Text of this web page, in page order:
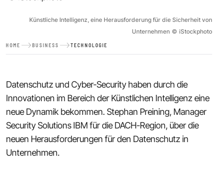
Künstliche Intelligenz, eine Herausforderung für die Sicherheit von
Unternehmen © iStockphoto
HOME BUSINESS TECHNOLOGIE
Datenschutz und Cyber-Security haben durch die
Innovationen im Bereich der Künstlichen Intelligenz eine
neue Dynamik bekommen. Stephan Preining, Manager
Security Solutions IBM für die DACH-Region, über die
neuen Herausforderungen für den Datenschutz in
Unternehmen.